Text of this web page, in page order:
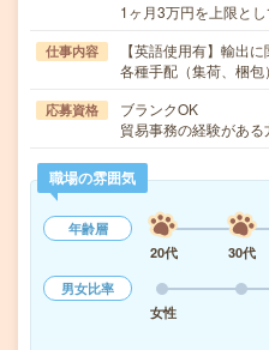
1ヶ月3万円を上限と
仕事内容
【英語使用有】輸出
各種手配（集荷、梱
応募資格
ブランクOK
貿易事務の経験がある
職場の雰囲気
年齢層
20代
30代
男女比率
女性